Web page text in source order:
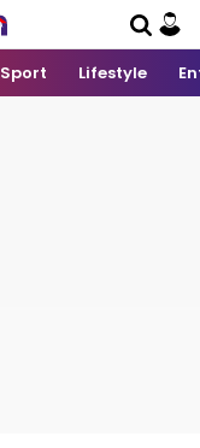
Sport Lifestyle